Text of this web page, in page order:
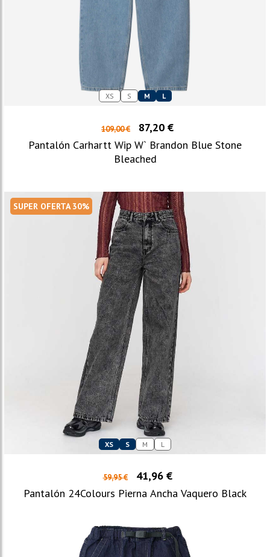
XS S M L
109,00 €
87,20 €
Pantalón Carhartt Wip W` Brandon Blue Stone
Bleached
SUPER OFERTA 30%
XS S M L
59,95 €
41,96 €
Pantalón 24Colours Pierna Ancha Vaquero Black